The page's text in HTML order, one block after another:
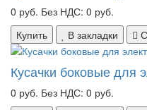
0 руб. Без НДС: 0 руб.
Купить
В закладки
Кусачки боковые для
0 руб. Без НДС: 0 руб.